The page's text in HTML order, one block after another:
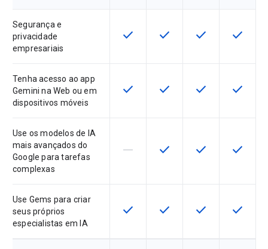
Segurança e
privacidade
empresariais
Este recurso está disponível para
check Este recurso está
check Este recurso
check Este
check
Tenha acesso ao app
Gemini na Web ou em
dispositivos móveis
Este recurso está disponível para
check Este recurso está
check Este recurso
check Este
check
Use os modelos de IA
mais avançados do
Google para tarefas
complexas
Este recurso não é compatível
horizontal_rule Este recurso está
check Este recurso
check Este
check
Use Gems para criar
seus próprios
especialistas em IA
Este recurso está disponível para
check Este recurso está
check Este recurso
check Este
check